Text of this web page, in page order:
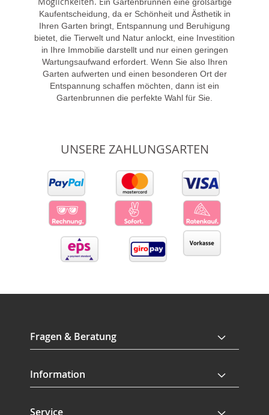
Kaufentscheidung, da er Schönheit und Ästhetik in
Ihren Garten bringt, Entspannung und Beruhigung
bietet, die Tierwelt und Natur anlockt, eine Investition
in Ihre Immobilie darstellt und nur einen geringen
Wartungsaufwand erfordert. Wenn Sie also Ihren
Garten aufwerten und einen besonderen Ort der
Entspannung schaffen möchten, dann ist ein
Gartenbrunnen die perfekte Wahl für Sie.
UNSERE ZAHLUNGSARTEN
Fragen & Beratung
Information
Service